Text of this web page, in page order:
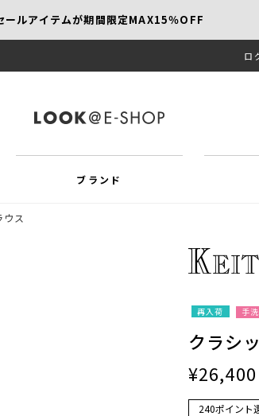
ールアイテムが期間限定MAX15％OFF
ロ
ブランド
ス
再入荷 手
クラシ
¥26,400
240ポイント